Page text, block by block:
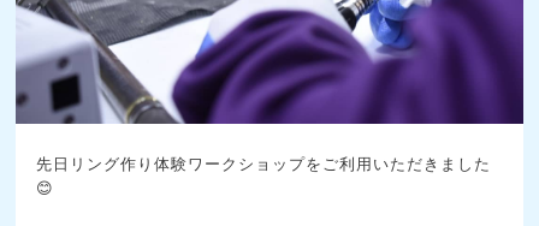
先日リング作り体験ワークショップをご利用いただきました
😊